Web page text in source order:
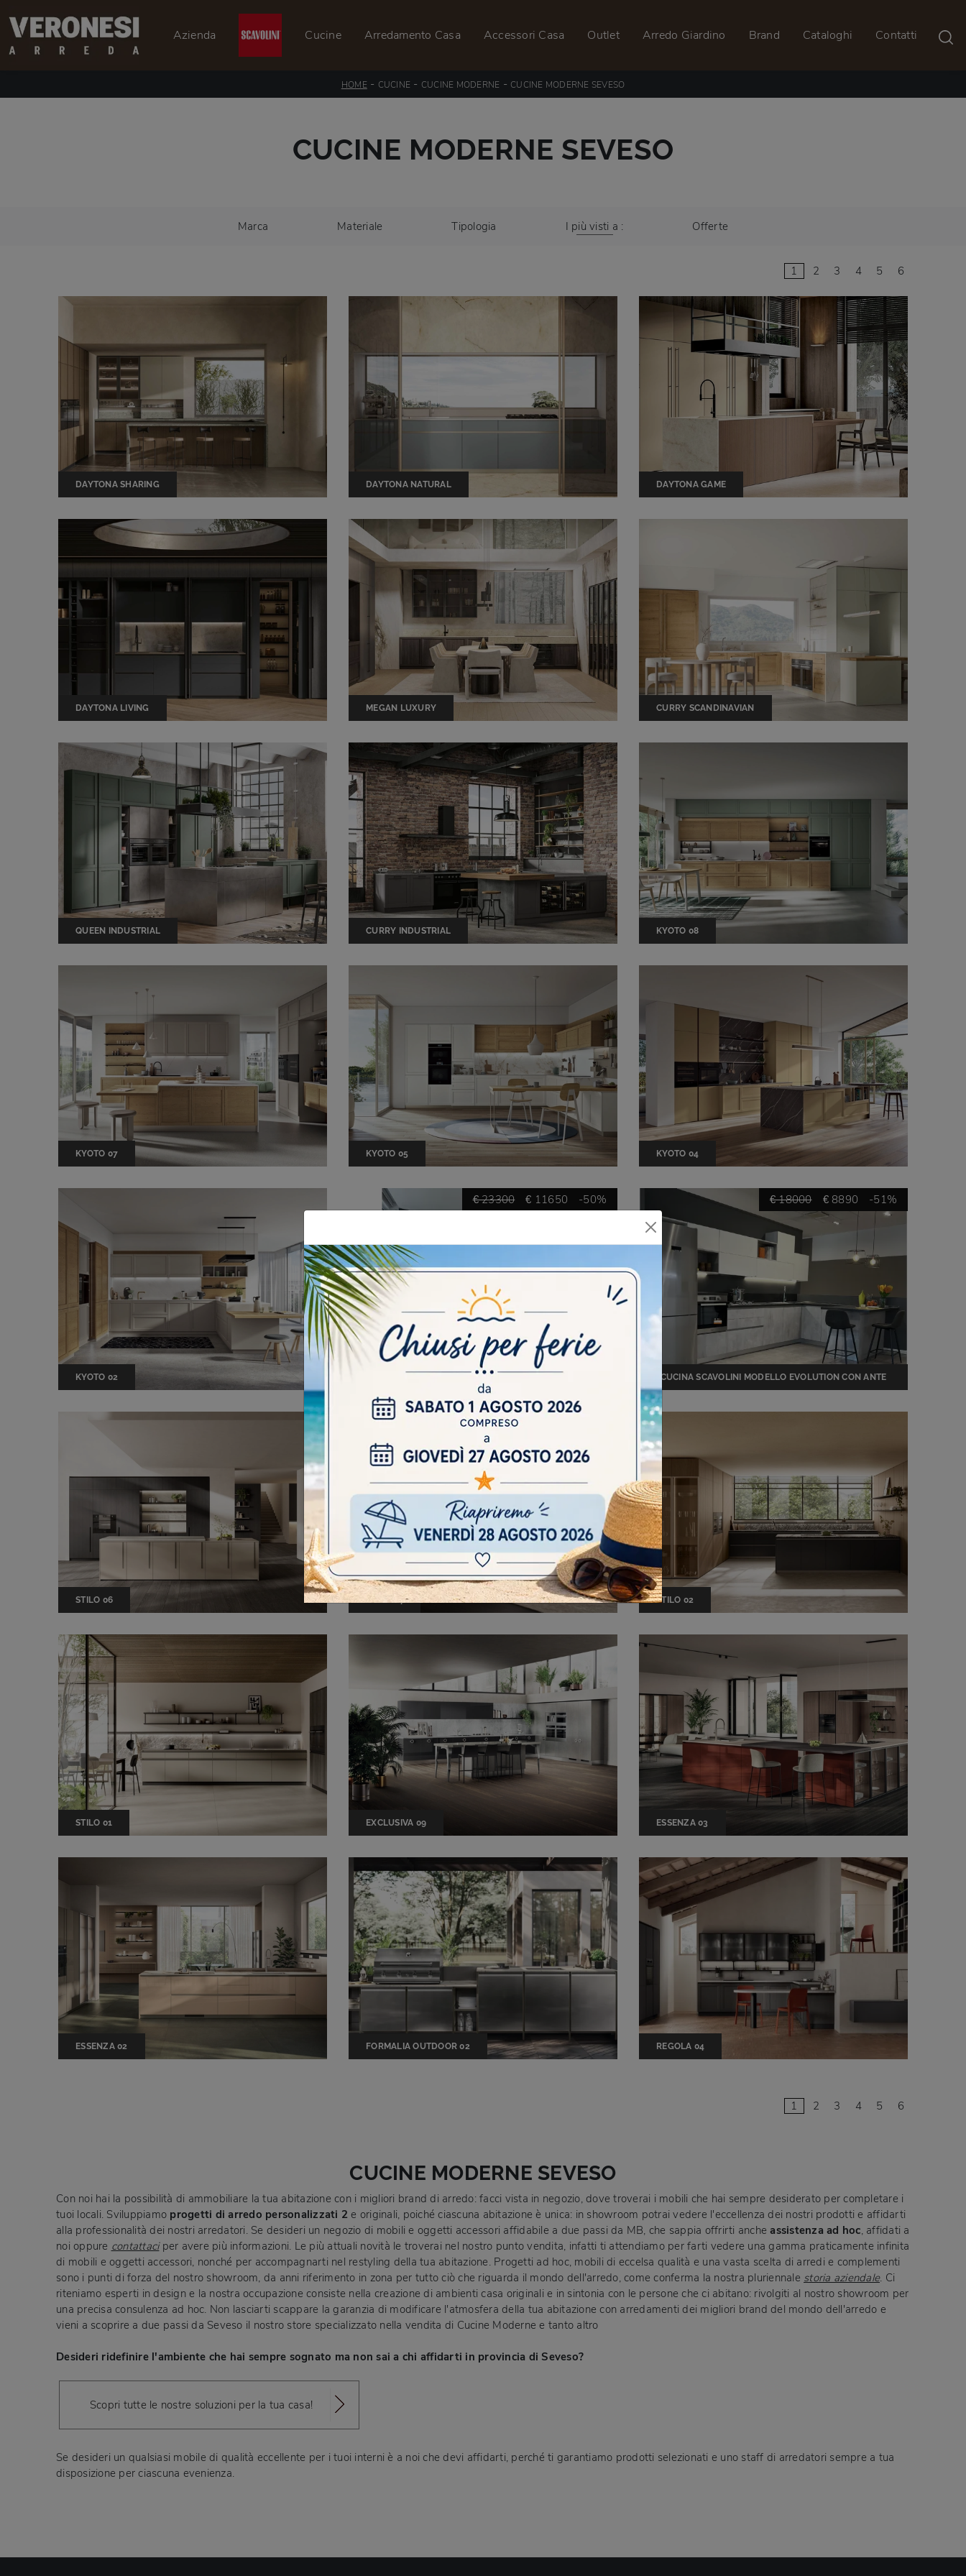
Azienda Cucine Arredamento Casa Accessori Casa Outlet Arredo Giardino Brand Cataloghi Contatti
HOME - CUCINE - CUCINE MODERNE - CUCINE MODERNE SEVESO
CUCINE MODERNE SEVESO
Marca Materiale Tipologia I più visti a : Offerte
1 2 3 4 5 6
DAYTONA SHARING DAYTONA NATURAL DAYTONA GAME
DAYTONA LIVING MEGAN LUXURY CURRY SCANDINAVIAN
QUEEN INDUSTRIAL CURRY INDUSTRIAL KYOTO 08
KYOTO 07 KYOTO 05 KYOTO 04
KYOTO 02
€ 23300 € 11650 -50%
CUCINA SCAVOLINI MODELLO DELINEA PREZZO
SCONTATO RINNOVO EXPO
€ 18000 € 8890 -51%
CUCINA SCAVOLINI MODELLO EVOLUTION CON ANTE
STILO 06 STILO 04 STILO 02
STILO 01 EXCLUSIVA 09 ESSENZA 03
ESSENZA 02 FORMALIA OUTDOOR 02 REGOLA 04
1 2 3 4 5 6
CUCINE MODERNE SEVESO
Con noi hai la possibilità di ammobiliare la tua abitazione con i migliori brand di arredo: facci vista in negozio, dove troverai i mobili che hai sempre desiderato per completare i
tuoi locali. Sviluppiamo progetti di arredo personalizzati 2 e originali, poiché ciascuna abitazione è unica: in showroom potrai vedere l'eccellenza dei nostri prodotti e affidarti
alla professionalità dei nostri arredatori. Se desideri un negozio di mobili e oggetti accessori affidabile a due passi da MB, che sappia offrirti ancheassistenza ad hoc, affidati a
noi oppure contattaciper avere più informazioni. Le più attuali novità le troverai nel nostro punto vendita, infatti ti attendiamo per farti vedere una gamma praticamente infinita
di mobili e oggetti accessori, nonché per accompagnarti nel restyling della tua abitazione. Progetti ad hoc, mobili di eccelsa qualità e una vasta scelta di arredi e complementi
sono i punti di forza del nostro showroom, da anni riferimento in zona per tutto ciò che riguarda il mondo dell'arredo, come conferma la nostra pluriennale storia aziendale. Ci
riteniamo esperti in design e la nostra occupazione consiste nella creazione di ambienti casa originali e in sintonia con le persone che ci abitano: rivolgiti al nostro showroom per
una precisa consulenza ad hoc. Non lasciarti scappare la garanzia di modificare l'atmosfera della tua abitazione con arredamenti dei migliori brand del mondo dell'arredo e
vieni a scoprire a due passi da Seveso il nostro store specializzato nella vendita di Cucine Moderne e tanto altro
Desideri ridefinire l'ambiente che hai sempre sognato ma non sai a chi affidarti in provincia di Seveso?
Scopri tutte le nostre soluzioni per la tua casa!
Se desideri un qualsiasi mobile di qualità eccellente per i tuoi interni è a noi che devi affidarti, perché ti garantiamo prodotti selezionati e uno staff di arredatori sempre a tua
disposizione per ciascuna evenienza.